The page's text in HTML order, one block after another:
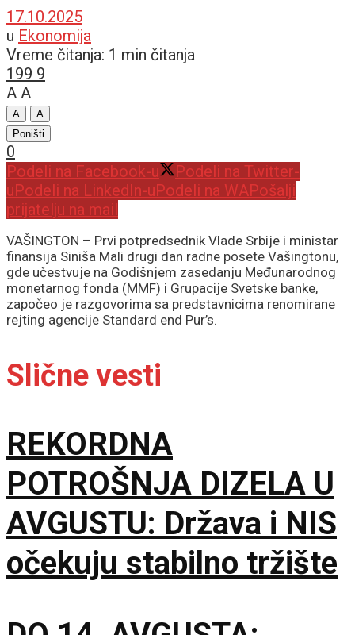
17.10.2025
u Ekonomija
Vreme čitanja: 1 min čitanja
199 9
A A
A
A
Poništi
0
Podeli na Facebook-u
Podeli na Twitter-
uPodeli na LinkedIn-uPodeli na WAPošalji
prijatelju na mail
VAŠINGTON – Prvi potpredsednik Vlade Srbije i ministar
finansija Siniša Mali drugi dan radne posete Vašingtonu,
gde učestvuje na Godišnjem zasedanju Međunarodnog
monetarnog fonda (MMF) i Grupacije Svetske banke,
započeo je razgovorima sa predstavnicima renomirane
rejting agencije Standard end Pur’s.
Slične vesti
REKORDNA
POTROŠNJA DIZELA U
AVGUSTU: Država i NIS
očekuju stabilno tržište